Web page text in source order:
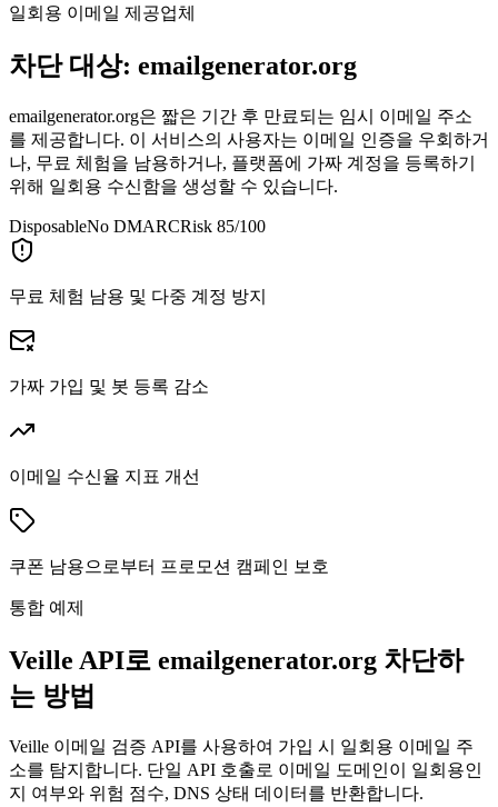
일회용 이메일 제공업체
차단 대상: emailgenerator.org
emailgenerator.org은 짧은 기간 후 만료되는 임시 이메일 주소
를 제공합니다. 이 서비스의 사용자는 이메일 인증을 우회하거
나, 무료 체험을 남용하거나, 플랫폼에 가짜 계정을 등록하기
위해 일회용 수신함을 생성할 수 있습니다.
DisposableNo DMARCRisk 85/100
무료 체험 남용 및 다중 계정 방지
가짜 가입 및 봇 등록 감소
이메일 수신율 지표 개선
쿠폰 남용으로부터 프로모션 캠페인 보호
통합 예제
Veille API로 emailgenerator.org 차단하
는 방법
Veille 이메일 검증 API를 사용하여 가입 시 일회용 이메일 주
소를 탐지합니다. 단일 API 호출로 이메일 도메인이 일회용인
지 여부와 위험 점수, DNS 상태 데이터를 반환합니다.